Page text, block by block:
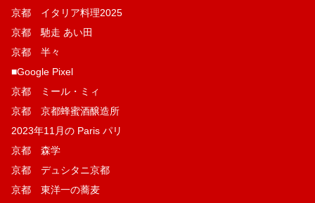
京都 イタリア料理2025
京都 馳走 あい田
京都 半々
■Google Pixel
京都 ミール・ミィ
京都 京都蜂蜜酒醸造所
2023年11月の Paris パリ
京都 森学
京都 デュシタニ京都
京都 東洋一の蕎麦